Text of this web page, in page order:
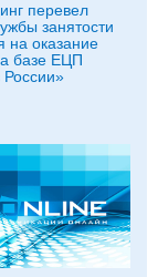
перевел
занятости
на оказание
базе ЕЦП
России»